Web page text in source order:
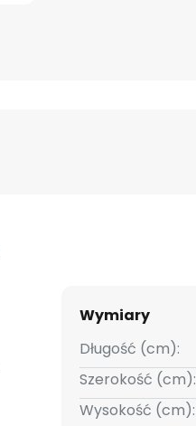
Wymiary
Długość (cm):
Szerokość (cm):
Wysokość (cm):